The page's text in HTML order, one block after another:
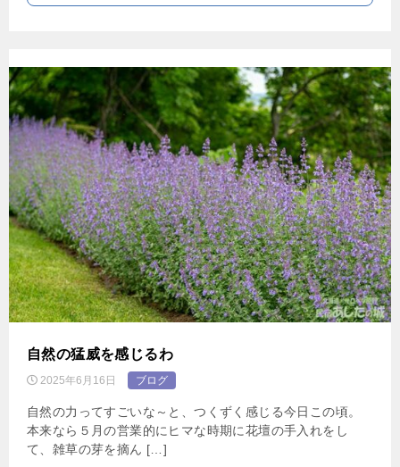
自然の猛威を感じるわ
2025年6月16日 ブログ
自然の力ってすごいな～と、つくずく感じる今日この頃。
本来なら５月の営業的にヒマな時期に花壇の手入れをし
て、雑草の芽を摘ん […]